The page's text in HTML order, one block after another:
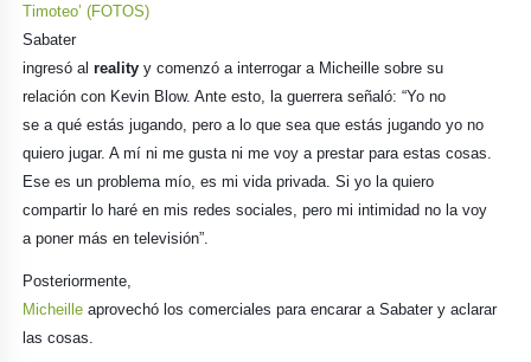
Timoteo’ (FOTOS)
Sabater
ingresó alreality y comenzó a interrogar a Micheille sobre su
relación con Kevin Blow. Ante esto, la guerrera señaló: “Yo no
se a qué estás jugando, pero a lo que sea que estás jugando yo no
quiero jugar. A mí ni me gusta ni me voy a prestar para estas cosas.
Ese es un problema mío, es mi vida privada. Si yo la quiero
compartir lo haré en mis redes sociales, pero mi intimidad no la voy
a poner más en televisión”.
Posteriormente,
Micheille aprovechó los comerciales para encarar a Sabater y aclarar
las cosas.